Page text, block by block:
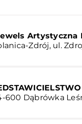
Artystyczna
Zdrój, ul.
600 Dąbrówka